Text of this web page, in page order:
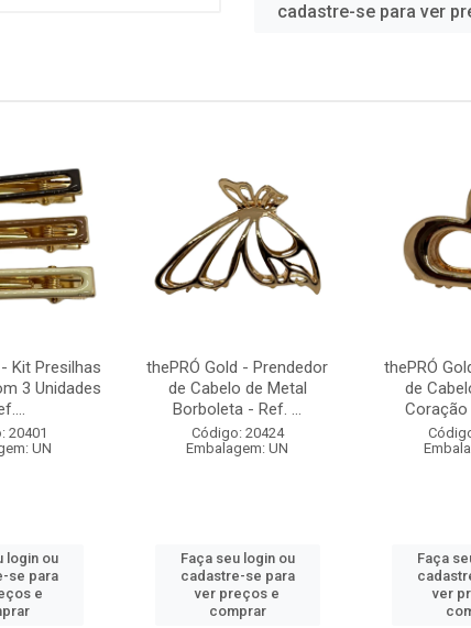
cadastre-se para ver
Kit Presilhas
3 Unidades
20401
UN
login ou
se para
e
thePRÓ Gold - Prendedor
de Cabelo de Metal
Borboleta - Ref. ...
Código: 20424
Embalagem: UN
Faça seu login ou
cadastre-se para
ver preços e
comprar
thePRÓ
de
Coração
Faça
ver